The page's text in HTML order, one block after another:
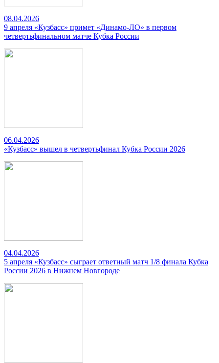
08.04.2026
9 апреля «Кузбасс» примет «Динамо-ЛО» в первом
четвертьфинальном матче Кубка России
06.04.2026
«Кузбасс» вышел в четвертьфинал Кубка России 2026
04.04.2026
5 апреля «Кузбасс» сыграет ответный матч 1/8 финала Кубка
России 2026 в Нижнем Новгороде